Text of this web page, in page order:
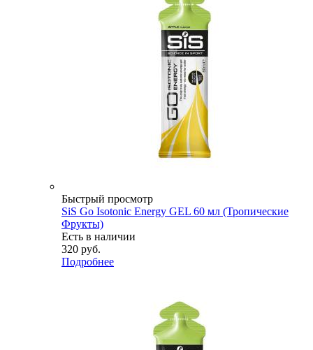
Быстрый просмотр
SiS Go Isotonic Energy GEL 60 мл (Тропические
Фрукты)
Есть в наличии
320 руб.
Подробнее